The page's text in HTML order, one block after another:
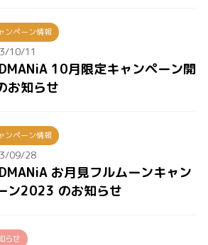
ンペーン情報
10/11
10月限定キャンペーン開
お知らせ
ンペーン情報
09/28
お月見フルムーンキャン
ン2023 のお知らせ
らせ